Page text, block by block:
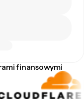
finansowymi